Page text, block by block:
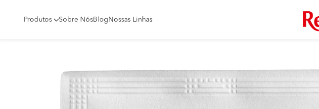
Produtos Sobre NósBlog Nossas Linhas